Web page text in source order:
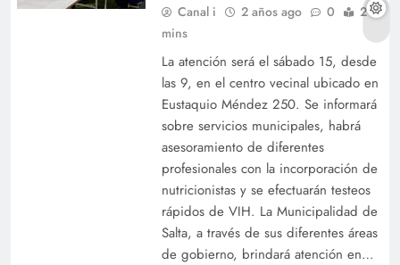
Canal i 2 años ago 0
2
mins
La atención será el sábado 15, desde
las 9, en el centro vecinal ubicado en
Eustaquio Méndez 250. Se informará
sobre servicios municipales, habrá
asesoramiento de diferentes
profesionales con la incorporación de
nutricionistas y se efectuarán testeos
rápidos de VIH. La Municipalidad de
Salta, a través de sus diferentes áreas
de gobierno, brindará atención en…